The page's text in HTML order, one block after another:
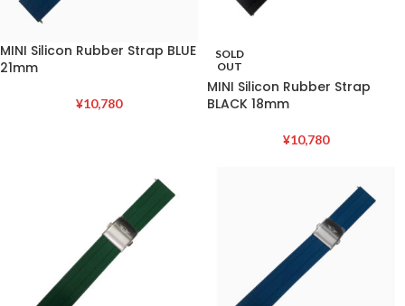
MINI Silicon Rubber Strap BLUE
21mm
¥10,780
SOLD
OUT
MINI Silicon Rubber Strap
BLACK 18mm
¥10,780